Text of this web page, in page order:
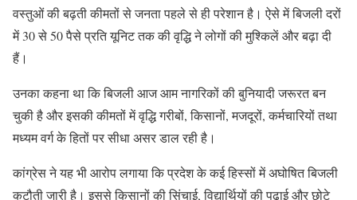
वस्तुओं की बढ़ती कीमतों से जनता पहले से ही परेशान है। ऐसे में बिजली दरों
में 30 से 50 पैसे प्रति यूनिट तक की वृद्धि ने लोगों की मुश्किलें और बढ़ा दी
हैं।
उनका कहना था कि बिजली आज आम नागरिकों की बुनियादी जरूरत बन
चुकी है और इसकी कीमतों में वृद्धि गरीबों, किसानों, मजदूरों, कर्मचारियों तथा
मध्यम वर्ग के हितों पर सीधा असर डाल रही है।
कांग्रेस ने यह भी आरोप लगाया कि प्रदेश के कई हिस्सों में अघोषित बिजली
कटौती जारी है। इससे किसानों की सिंचाई, विद्यार्थियों की पढ़ाई और छोटे